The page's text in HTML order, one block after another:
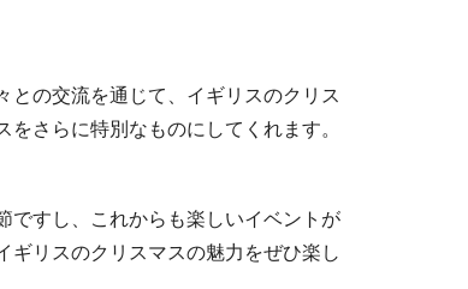
との交流を通じて、イギリスのクリス
さらに特別なものにしてくれます。
ですし、これからも楽しいイベントが
ギリスのクリスマスの魅力をぜひ楽し